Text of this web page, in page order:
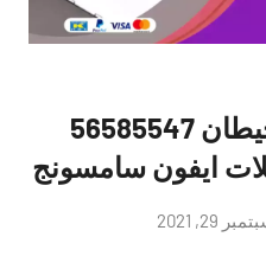
فني تصليح تلفونات خيطان 56585547
ايفون سامسونج
29, 2021